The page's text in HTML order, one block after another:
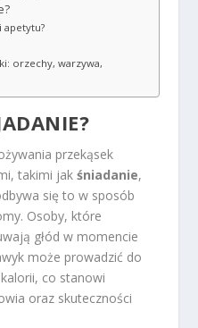
apetytu?
orzechy, warzywa,
przekąsek
takimi jakśniadanie,
się to w sposób
Osoby, które
głód w momencie
może prowadzić do
co stanowi
oraz skuteczności